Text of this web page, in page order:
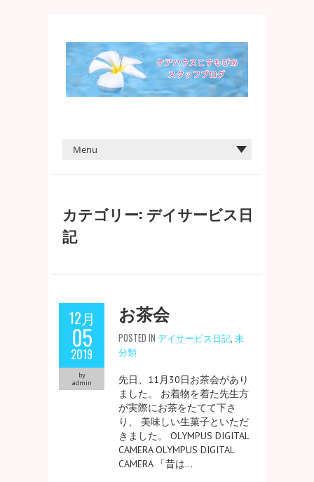
カテゴリー: デイサービス日
記
12月
05
2019
by
admin
お茶会
POSTED IN デイサービス日記, 未
分類
先日、11月30日お茶会があり
ました。 お着物を着た先生方
が実際にお茶をたてて下さ
り、 美味しい生菓子といただ
きました。 OLYMPUS DIGITAL
CAMERA OLYMPUS DIGITAL
CAMERA 「昔は…